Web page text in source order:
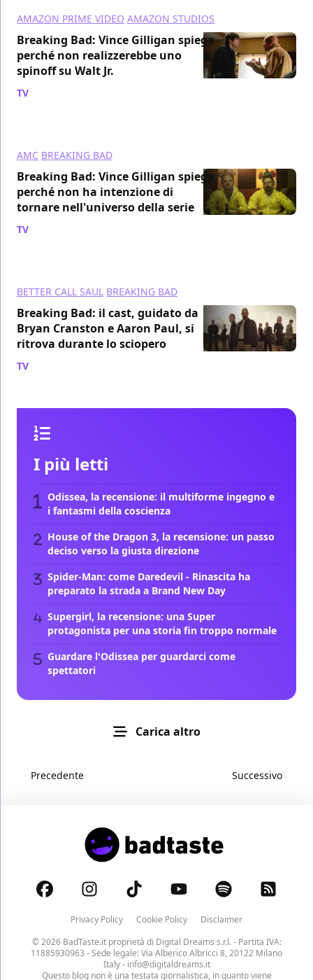
AMAZON PRIME VIDEO AMAZON STUDIOS
Breaking Bad: Vince Gilligan spiega
perché non realizzerebbe uno
spinoff su Walt Jr.
TV
AMC BREAKING BAD
Breaking Bad: Vince Gilligan spiega
perché non ha intenzione di
tornare nell'universo della serie
TV
BETTER CALL SAUL BREAKING BAD
Breaking Bad: il cast, guidato da
Bryan Cranston e Aaron Paul, si
ritrova durante lo sciopero
TV
I più letti
Odissea, la recensione: il multiforme ingegno e
i fantasmi della coscienza
House of the Dragon 3, la recensione: un passo
deciso verso la giusta direzione
Spider-Man: come Daredevil - Rinascita ha
preparato la strada a Brand New Day
Supergirl, la recensione: una Super
protagonista per una storia fin troppo normale
Guardare l'Odissea per guardarci come
spettatori
Carica altro
Precedente Successivo
Privacy Policy Cookie Policy
Disclaimer
© 2026 BadTaste.it proprietà di Digital Dreams s.r.l.- Partita IVA:
11885930963 - Sede legale: Via Alberico Albricci 8, 20122 Milano
Italy - info@digitaldreams.it
Questo blog non è una testata giornalistica, in quanto viene